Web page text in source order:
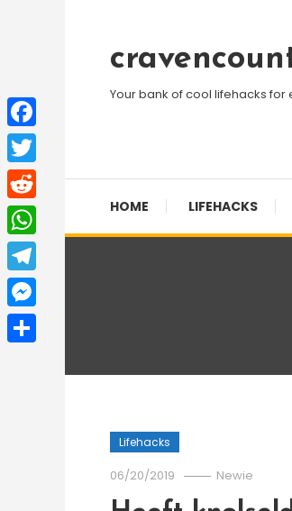
Content
Your bank of cool lifehacks for
HOME LIFEHACKS
Lifehacks
06/20/2019 Newie
Facebook
Twitter
Reddit
WhatsApp
Telegram
Messenger